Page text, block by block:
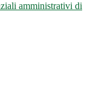
amministrativi di